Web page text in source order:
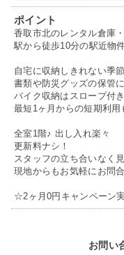
ポイント
香取市北のレンタル倉庫
駅から徒歩10分の駅近物
自宅に収納しきれない季
書類や防災グッズの保管
バイク収納はスロープ付
最短1ヶ月からの短期利
全室1階♪ 出し入れ楽々
更新料ナシ！
スタッフの立ち合いなく
現地からもお気軽にお問
☆2ヶ月0円キャンペーン
お問い